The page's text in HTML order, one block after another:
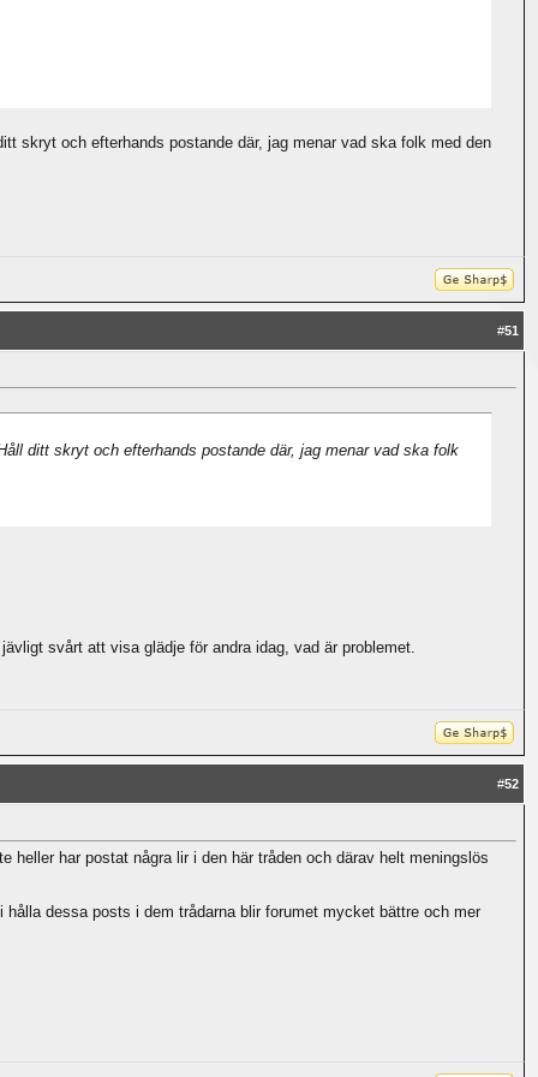
skryt och efterhands postande där, jag menar vad ska folk med den
#51
ditt skryt och efterhands postande där, jag menar vad ska folk
svårt att visa glädje för andra idag, vad är problemet.
#52
har postat några lir i den här tråden och därav helt meningslös
dessa posts i dem trådarna blir forumet mycket bättre och mer